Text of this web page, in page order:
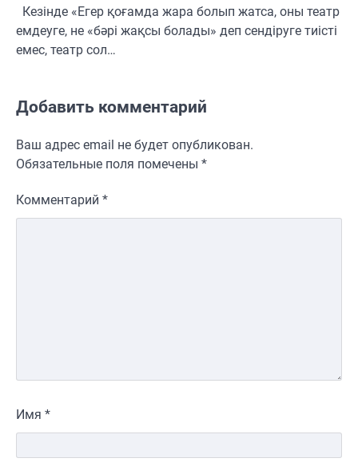
Кезінде «Егер қоғамда жара болып жатса, оны театр
емдеуге, не «бәрі жақсы болады» деп сендіруге тиісті
емес, театр сол…
Добавить комментарий
Ваш адрес email не будет опубликован.
Обязательные поля помечены *
Комментарий *
Имя *